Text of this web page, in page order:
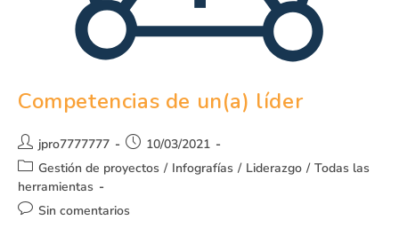
Competencias de un(a) líder
jpro7777777
10/03/2021
Gestión de proyectos / Infografías / Liderazgo / Todas las
herramientas
Sin comentarios